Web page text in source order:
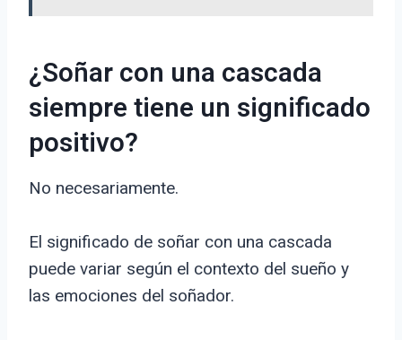
¿Soñar con una cascada
siempre tiene un significado
positivo?
No necesariamente.
El significado de soñar con una cascada
puede variar según el contexto del sueño y
las emociones del soñador.